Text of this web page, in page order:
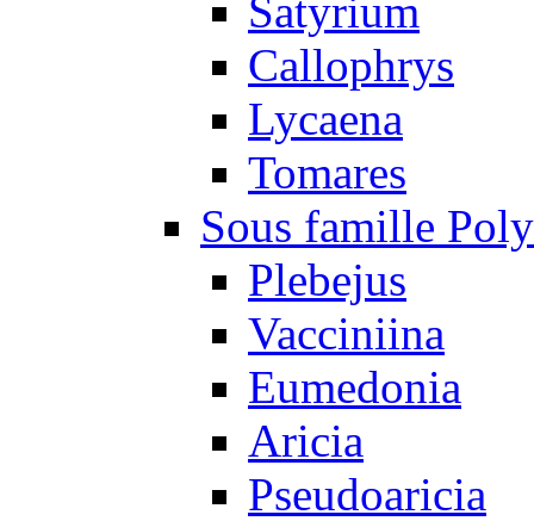
Satyrium
Callophrys
Lycaena
Tomares
Sous famille
Plebejus
Vacciniina
Eumedonia
Aricia
Pseudoaricia